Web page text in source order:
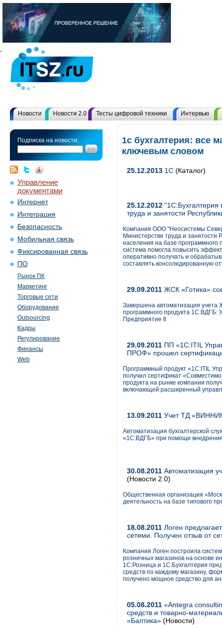
Новости Новости 2.0 Тесты цифровой техники Интервью
Подписка на новости:
Управление
документами
Интернет
Интеграция
Безопасность
Мобильная связь
Фиксированная связь
ПО
Рынок ПК
Маркетинг
Торговые сети
Оборудование
Outsourcing
Кадры
Регулирование
Финансы
Web
1с бухгалтерия: все
ключевым словом
25.12.2013 1С (Каталог)
25.12.2012 "1С:Бухгалтерия
труда и занятости
Компания ООО "Неосистемы
Министерстве труда и занятости
населения на базе программного
система помогла повысить
оперативно получать и
составлять консолидированную
29.09.2011 ЖСК «Готика»
Завершена автоматизация учета
программного продукта
Предприятие 8
29.09.2011 ПП «1C:ITIL
ПРОФ» прошел
Программный продукт «1C:ITIL
получил сертификат
продукта на рынке компании
включающей расширенный
13.09.2011 Учет ТД
Автоматизация бухгалтерской
«1С:ВДГБ» при помощи внедрения
30.08.2011 Автоматизация
(Новости 2.0)
Общественная организация
деятельность на базе типового
18.08.2011 Логен
сетями. Получен отзыв от
Компания Логен построила
розничных магазинов на основе
1С:Розница и 1С:Бухгалтерия
средств по каждому магазину,
получено мощное средство для
05.08.2011 «Antegra
средств и товарно-
«Балтика» (Новости)